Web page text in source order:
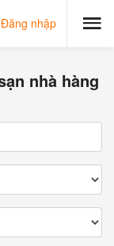
Đăng nhập
nhà hàng